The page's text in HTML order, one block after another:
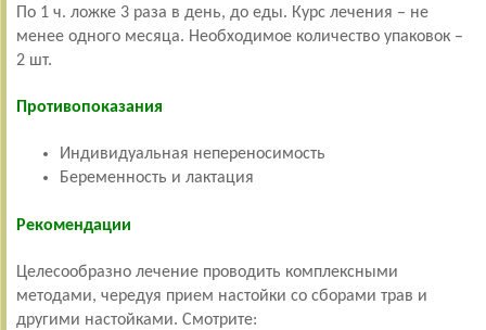
По 1 ч. ложке 3 раза в день, до еды. Курс лечения – не
менее одного месяца. Необходимое количество упаковок –
2 шт.
Противопоказания
Индивидуальная непереносимость
Беременность и лактация
Рекомендации
Целесообразно лечение проводить комплексными
методами, чередуя прием настойки со сборами трав и
другими настойками. Смотрите: